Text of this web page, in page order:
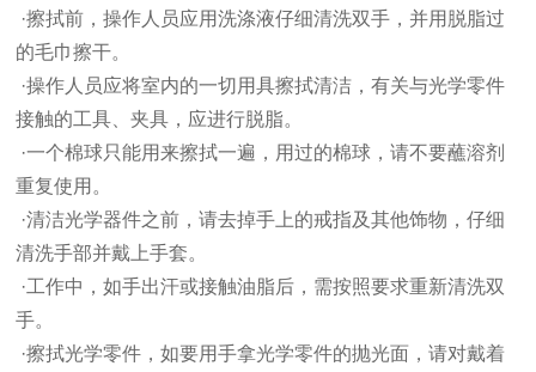
·擦拭前，操作人员应用洗涤液仔细清洗双手，并用脱脂过
的毛巾擦干。
·操作人员应将室内的一切用具擦拭清洁，有关与光学零件
接触的工具、夹具，应进行脱脂。
·一个棉球只能用来擦拭一遍，用过的棉球，请不要蘸溶剂
重复使用。
·清洁光学器件之前，请去掉手上的戒指及其他饰物，仔细
清洗手部并戴上手套。
·工作中，如手出汗或接触油脂后，需按照要求重新清洗双
手。
·擦拭光学零件，如要用手拿光学零件的抛光面，请对戴着